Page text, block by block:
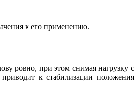
к его применению.
ровно, при этом снимая нагрузку с
приводит к стабилизации положения